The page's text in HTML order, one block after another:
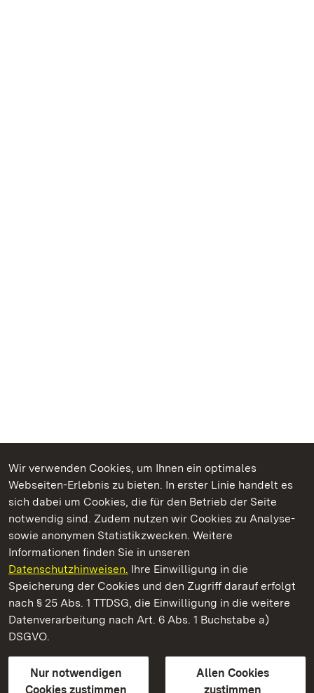
Wir verwenden Cookies, um Ihnen ein optimales
Webseiten-Erlebnis zu bieten. In erster Linie handelt es
sich dabei um Cookies, die für den Betrieb der Seite
notwendig sind. Zudem nutzen wir Cookies zu Analyse-
sowie anonymen Statistikzwecken. Weitere
Informationen finden Sie in unseren
Datenschutzhinweisen. Ihre Einwilligung in die
Speicherung der Cookies und den Zugriff darauf erfolgt
nach § 25 Abs. 1 TTDSG, die Einwilligung in die weitere
Datenverarbeitung nach Art. 6 Abs. 1 Buchstabe a)
DSGVO.
Nur notwendigen
Cookies zustimmen
Allen Cookies
zustimmen
Kommen. Staunen. Genießen.
Staatliche Schlösser und Gärten Baden‑Württemberg
Staatliche Schlösser und Gärten Baden-Württemberg
Kontakt
GebärdenspracheLeichte Sprache
Erklärung zur Barrierefreiheit
BITV-konform (geprüfte Seiten)